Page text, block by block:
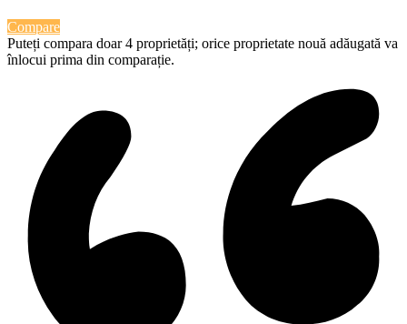
Compare
Puteți compara doar 4 proprietăți; orice proprietate nouă adăugată va
înlocui prima din comparație.